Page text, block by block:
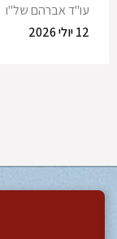
עו"ד אברהם של"ו
12 יולי 2026